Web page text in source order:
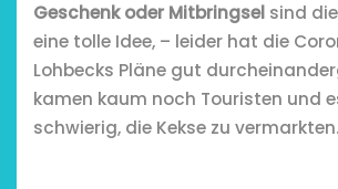
Geschenk oder Mitbringsel sind
eine tolle Idee, – leider hat die
Lohbecks Pläne gut
kamen kaum noch Touristen und
schwierig, die Kekse zu